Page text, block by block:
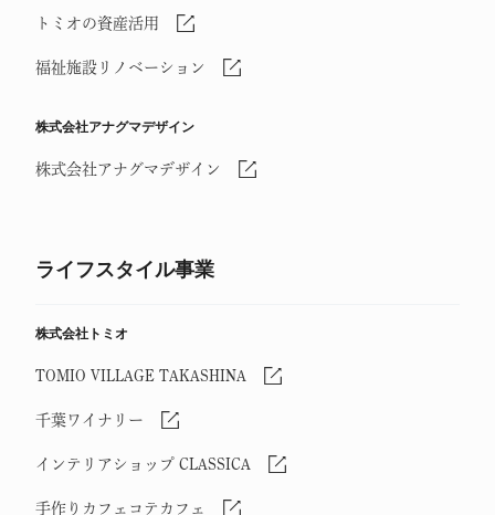
トミオの資産活用
福祉施設リノベーション
株式会社アナグマデザイン
株式会社アナグマデザイン
ライフスタイル事業
株式会社トミオ
TOMIO VILLAGE TAKASHINA
千葉ワイナリー
インテリアショップ CLASSICA
手作りカフェコテカフェ